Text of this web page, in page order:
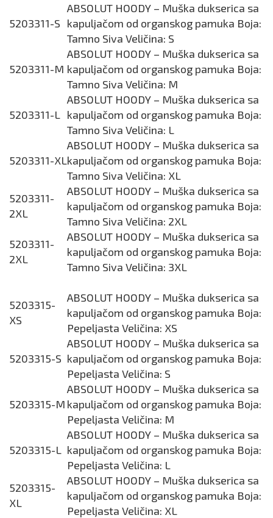
5203311-S
ABSOLUT HOODY – Muška dukserica sa
kapuljačom od organskog pamuka Boja:
Tamno Siva Veličina: S
5203311-M
ABSOLUT HOODY – Muška dukserica sa
kapuljačom od organskog pamuka Boja:
Tamno Siva Veličina: M
5203311-L
ABSOLUT HOODY – Muška dukserica sa
kapuljačom od organskog pamuka Boja:
Tamno Siva Veličina: L
5203311-XL
ABSOLUT HOODY – Muška dukserica sa
kapuljačom od organskog pamuka Boja:
Tamno Siva Veličina: XL
5203311-
2XL
ABSOLUT HOODY – Muška dukserica sa
kapuljačom od organskog pamuka Boja:
Tamno Siva Veličina: 2XL
5203311-
2XL
ABSOLUT HOODY – Muška dukserica sa
kapuljačom od organskog pamuka Boja:
Tamno Siva Veličina: 3XL
5203315-
XS
ABSOLUT HOODY – Muška dukserica sa
kapuljačom od organskog pamuka Boja:
Pepeljasta Veličina: XS
5203315-S
ABSOLUT HOODY – Muška dukserica sa
kapuljačom od organskog pamuka Boja:
Pepeljasta Veličina: S
5203315-M
ABSOLUT HOODY – Muška dukserica sa
kapuljačom od organskog pamuka Boja:
Pepeljasta Veličina: M
5203315-L
ABSOLUT HOODY – Muška dukserica sa
kapuljačom od organskog pamuka Boja:
Pepeljasta Veličina: L
5203315-
XL
ABSOLUT HOODY – Muška dukserica sa
kapuljačom od organskog pamuka Boja:
Pepeljasta Veličina: XL